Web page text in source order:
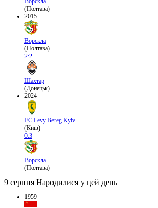
(Полтава)
2015
Ворскла
(Полтава)
2:2
Шахтар
(Донецьк)
2024
FC Levy Bereg Kyiv
(Київ)
0:3
Ворскла
(Полтава)
9 серпня Народилися у цей день
1959